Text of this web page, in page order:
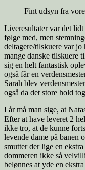
Fint udsyn fra
Liveresultater var det
følge med, men
deltagere/tilskuere var jo
mange danske tilskuere
sig en helt fantastisk
også får en
Sarah blev
også da det store hold
I år må man sige, at
Efter at have leveret 2
ikke tro, at de kunne
levende dame på banen
smutter der lige en
dommeren ikke så
belønnes at yde en